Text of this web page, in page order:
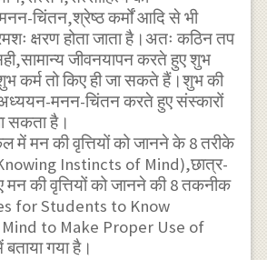
चिंतन,श्रेष्ठ कर्मों आदि से भी
क्षरण होता जाता है।अतः कठिन तप
जीवनयापन करते हुए शुभ
कर्म तो किए ही जा सकते हैं।शुभ की
मनन-चिंतन करते हुए संस्कारों
सकता है।
में मन की वृत्तियों को जानने के 8 तरीके
Instincts of Mind),छात्र-
की वृत्तियों को जानने की 8 तकनीक
for Students to Know
to Make Proper Use of
गया है।